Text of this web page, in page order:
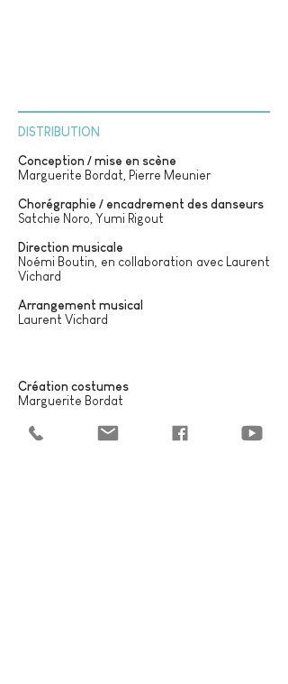
DISTRIBUTION
Conception / mise en scène
Marguerite Bordat, Pierre Meunier
Chorégraphie / encadrement des danseurs
Satchie Noro, Yumi Rigout
Direction musicale
Noémi Boutin, en collaboration avec Laurent
Vichard
Arrangement musical
Laurent Vichard
Création costumes
Marguerite Bordat
Régie générale
Florian Méneret, Muriel Valat